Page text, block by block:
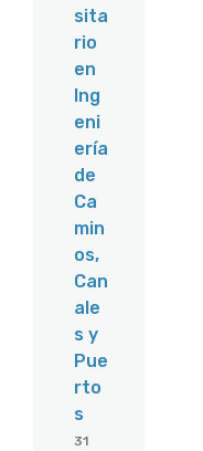
sita
rio
en
Ing
eni
ería
de
Ca
min
os,
Can
ale
s y
Pue
rto
s
31